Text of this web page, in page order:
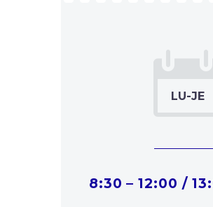


8:30 – 12:00 /